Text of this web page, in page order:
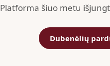
Platforma šiuo metu
Dubenėlių